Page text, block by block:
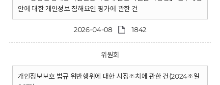
안에 대한 개인정보 침해요인 평가에 관한 건
2026-04-08 1842
위원회
개인정보보호 법규 위반행위에 대한 시정조치에 관한 건(2024조일